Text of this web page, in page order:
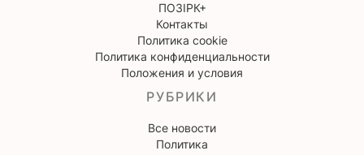
ПОЗІРК+
Контакты
Политика cookie
Политика конфиденциальности
Положения и условия
РУБРИКИ
Все новости
Политика